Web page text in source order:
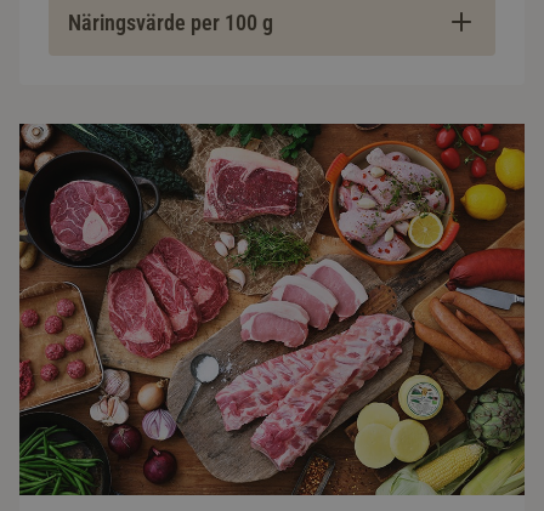
Näringsvärde per 100 g